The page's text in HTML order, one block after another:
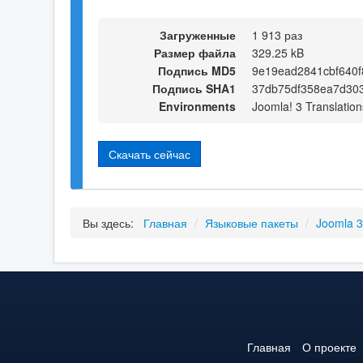
Загруженные
1 913 раз
Размер файла
329.25 kB
Подпись MD5
Подпись SHA1
Environments
Joomla! 3
Скачать сейчас
Вы здесь: Главная / Языковые пакеты / Joomla
Главная О проекте